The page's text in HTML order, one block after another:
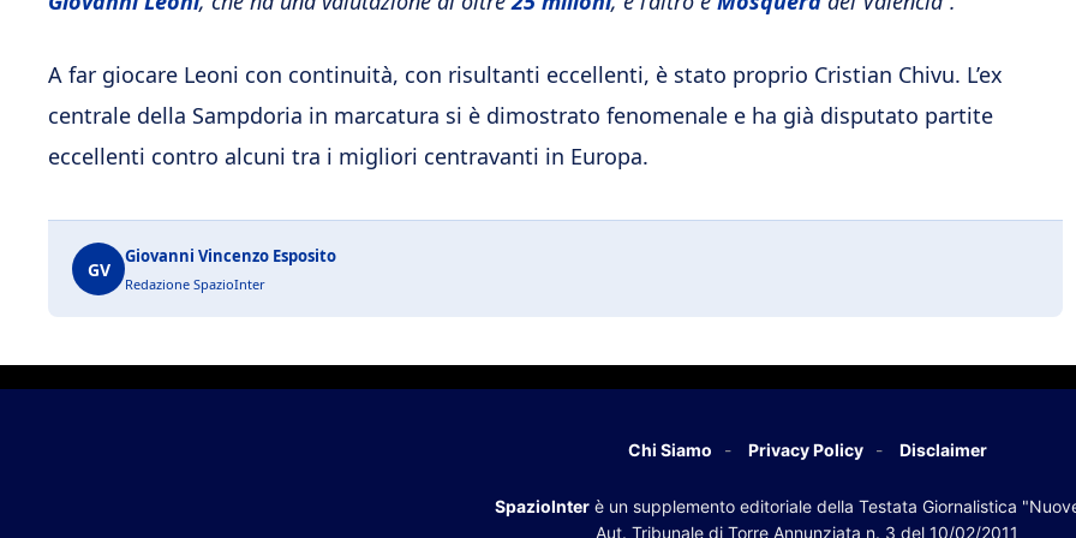
A far giocare Leoni con continuità, con risultanti eccellenti, è stato proprio Cristian Chivu. L’ex
centrale della Sampdoria in marcatura si è dimostrato fenomenale e ha già disputato partite
eccellenti contro alcuni tra i migliori centravanti in Europa.
GV
Giovanni Vincenzo Esposito
Redazione SpazioInter
Chi Siamo Privacy Policy Disclaimer
SpazioInterè un supplemento editoriale della Testata Giornalistica
Aut. Tribunale di Torre Annunziata n. 3 del 10/02/2011